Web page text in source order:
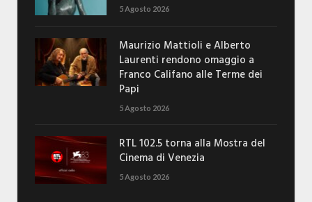
5 Agosto 2026
Maurizio Mattioli e Alberto
Laurenti rendono omaggio a
Franco Califano alle Terme dei
Papi
5 Agosto 2026
RTL 102.5 torna alla Mostra del
Cinema di Venezia
5 Agosto 2026